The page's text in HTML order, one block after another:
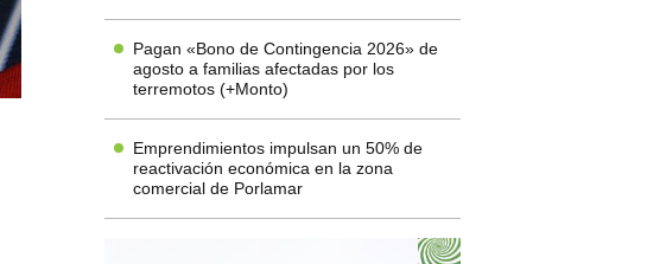
Pagan «Bono de Contingencia 2026» de
agosto a familias afectadas por los
terremotos (+Monto)
Emprendimientos impulsan un 50% de
reactivación económica en la zona
comercial de Porlamar